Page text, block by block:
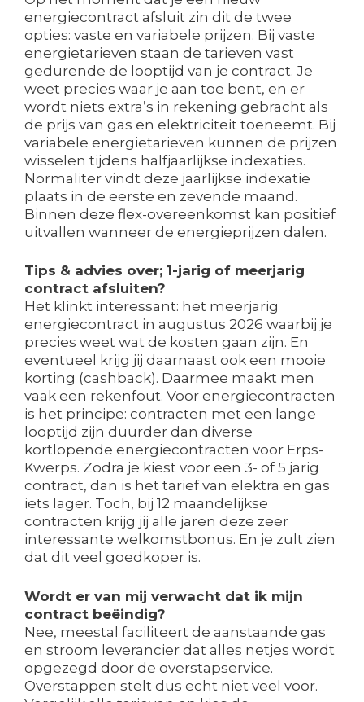
energiecontract afsluit zin dit de twee
opties: vaste en variabele prijzen. Bij vaste
energietarieven staan de tarieven vast
gedurende de looptijd van je contract. Je
weet precies waar je aan toe bent, en er
wordt niets extra’s in rekening gebracht als
de prijs van gas en elektriciteit toeneemt. Bij
variabele energietarieven kunnen de prijzen
wisselen tijdens halfjaarlijkse indexaties.
Normaliter vindt deze jaarlijkse indexatie
plaats in de eerste en zevende maand.
Binnen deze flex-overeenkomst kan positief
uitvallen wanneer de energieprijzen dalen.
Tips & advies over; 1-jarig of meerjarig
contract afsluiten?
Het klinkt interessant: het meerjarig
energiecontract in augustus 2026 waarbij je
precies weet wat de kosten gaan zijn. En
eventueel krijg jij daarnaast ook een mooie
korting (cashback). Daarmee maakt men
vaak een rekenfout. Voor energiecontracten
is het principe: contracten met een lange
looptijd zijn duurder dan diverse
kortlopende energiecontracten voor Erps-
Kwerps. Zodra je kiest voor een 3- of 5 jarig
contract, dan is het tarief van elektra en gas
iets lager. Toch, bij 12 maandelijkse
contracten krijg jij alle jaren deze zeer
interessante welkomstbonus. En je zult zien
dat dit veel goedkoper is.
Wordt er van mij verwacht dat ik mijn
contract beëindig?
Nee, meestal faciliteert de aanstaande gas
en stroom leverancier dat alles netjes wordt
opgezegd door de overstapservice.
Overstappen stelt dus echt niet veel voor.